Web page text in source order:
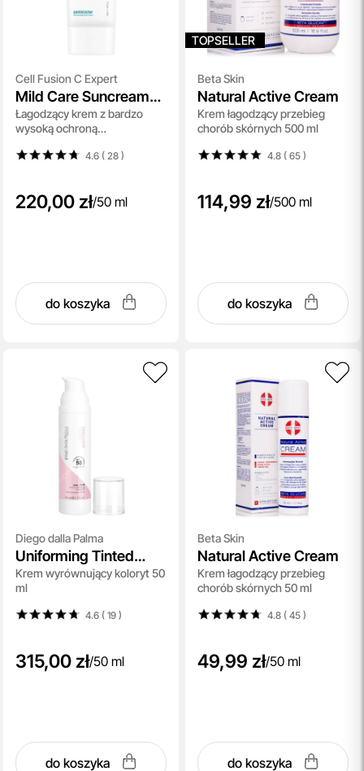
Cell Fusion C Expert
Mild Care Suncream
SPF 50+/PA++++
Łagodzący krem z bardzo
wysoką ochroną
4.6 ( 28)
220,00 zł/50 ml
do koszyka
TOPSELLER
Beta Skin
Natural Active Cream
Krem łagodzący przebieg
chorób skórnych 500 ml
4.8 ( 65)
114,99 zł/500 ml
do koszyka
Diego dalla Palma
Uniforming Tinted
Cream SPF 50
Krem wyrównujący koloryt 50
ml
4.6 ( 19)
315,00 zł/50 ml
do koszyka
Beta Skin
Natural Active Cream
Krem łagodzący przebieg
chorób skórnych 50 ml
4.8 ( 45)
49,99 zł/50 ml
do koszyka